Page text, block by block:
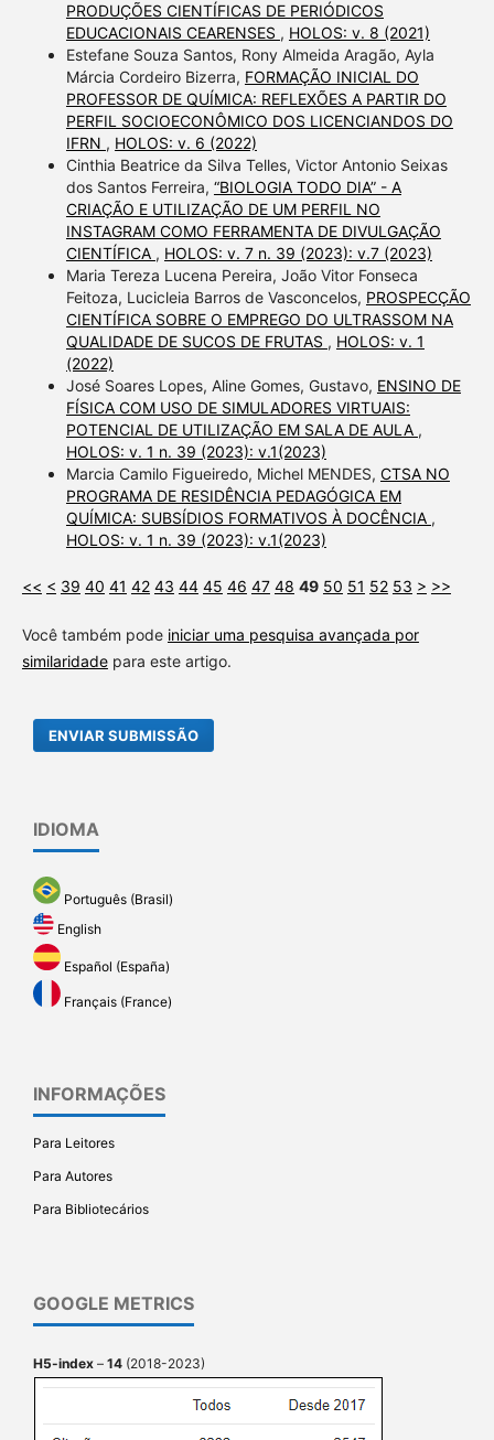
PRODUÇÕES CIENTÍFICAS DE PERIÓDICOS
EDUCACIONAIS CEARENSES , HOLOS: v. 8 (2021)
Estefane Souza Santos, Rony Almeida Aragão, Ayla
Márcia Cordeiro Bizerra, FORMAÇÃO INICIAL DO
PROFESSOR DE QUÍMICA: REFLEXÕES A PARTIR DO
PERFIL SOCIOECONÔMICO DOS LICENCIANDOS DO
IFRN , HOLOS: v. 6 (2022)
Cinthia Beatrice da Silva Telles, Victor Antonio Seixas
dos Santos Ferreira, “BIOLOGIA TODO DIA” - A
CRIAÇÃO E UTILIZAÇÃO DE UM PERFIL NO
INSTAGRAM COMO FERRAMENTA DE DIVULGAÇÃO
CIENTÍFICA , HOLOS: v. 7 n. 39 (2023): v.7 (2023)
Maria Tereza Lucena Pereira, João Vitor Fonseca
Feitoza, Lucicleia Barros de Vasconcelos, PROSPECÇÃO
CIENTÍFICA SOBRE O EMPREGO DO ULTRASSOM NA
QUALIDADE DE SUCOS DE FRUTAS , HOLOS: v. 1
(2022)
José Soares Lopes, Aline Gomes, Gustavo, ENSINO DE
FÍSICA COM USO DE SIMULADORES VIRTUAIS:
POTENCIAL DE UTILIZAÇÃO EM SALA DE AULA ,
HOLOS: v. 1 n. 39 (2023): v.1(2023)
Marcia Camilo Figueiredo, Michel MENDES, CTSA NO
PROGRAMA DE RESIDÊNCIA PEDAGÓGICA EM
QUÍMICA: SUBSÍDIOS FORMATIVOS À DOCÊNCIA ,
HOLOS: v. 1 n. 39 (2023): v.1(2023)
<< < 39 40 41 42 43 44 45 46 47 48 49 50 51 52 53 > >>
Você também pode iniciar uma pesquisa avançada por
similaridadepara este artigo.
ENVIAR SUBMISSÃO
IDIOMA
Português (Brasil)
English
Español (España)
Français (France)
INFORMAÇÕES
Para Leitores
Para Autores
Para Bibliotecários
GOOGLE METRICS
H5-index – 14 (2018-2023)